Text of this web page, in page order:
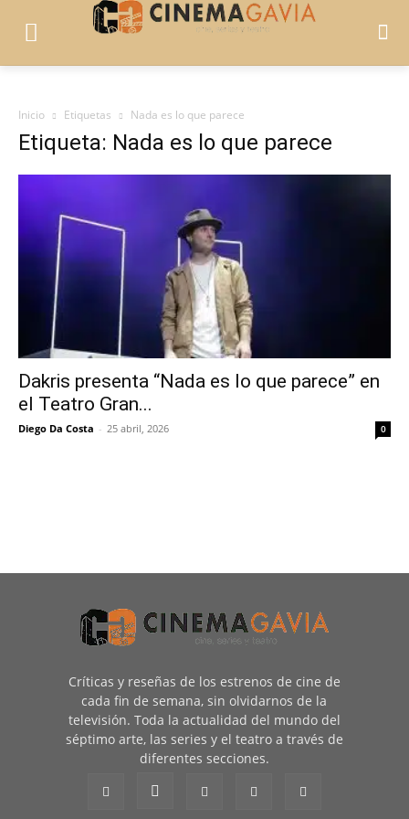
Inicio Etiquetas Nada es lo que parece
Etiqueta: Nada es lo que parece
Dakris presenta “Nada es lo que parece” en
el Teatro Gran...
Diego Da Costa - 25 abril, 2026 0
Críticas y reseñas de los estrenos de cine de
cada fin de semana, sin olvidarnos de la
televisión. Toda la actualidad del mundo del
séptimo arte, las series y el teatro a través de
diferentes secciones.